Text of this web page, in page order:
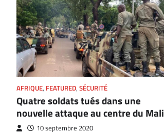
AFRIQUE, FEATURED, SÉCURITÉ
Quatre soldats tués dans une
nouvelle attaque au centre du Mali
10 septembre 2020